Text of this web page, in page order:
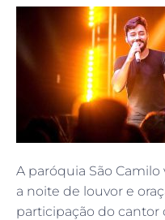
A paróquia São
a noite de louvor e
participação do cantor